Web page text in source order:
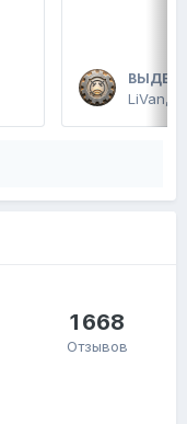
LiVan,
1 668
Отзывов